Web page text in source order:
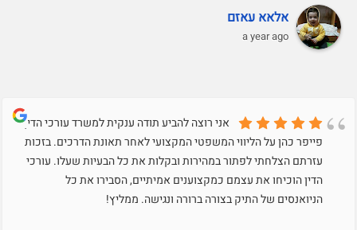
אלאא עאזם
a year ago
אני רוצה להביע תודה ענקית למשרד עורכי הדין
פייפר כהן על הליווי המשפטי המקצועי לאחר תאונת הדרכים. בזכות
עזרתם הצלחתי לפתור במהירות ובקלות את כל הבעיות שעלו. עורכי
הדין הוכיחו את עצמם כמקצוענים אמיתיים, הסבירו את כל
הניואנסים של התיק בצורה ברורה ונגישה. ממליץ!